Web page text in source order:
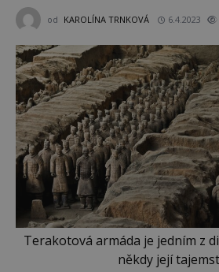
od KAROLÍNA TRNKOVÁ 6.4.2023
Terakotová armáda je jedním z
někdy její